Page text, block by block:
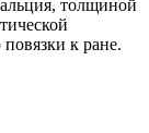
толщиной
к ране.